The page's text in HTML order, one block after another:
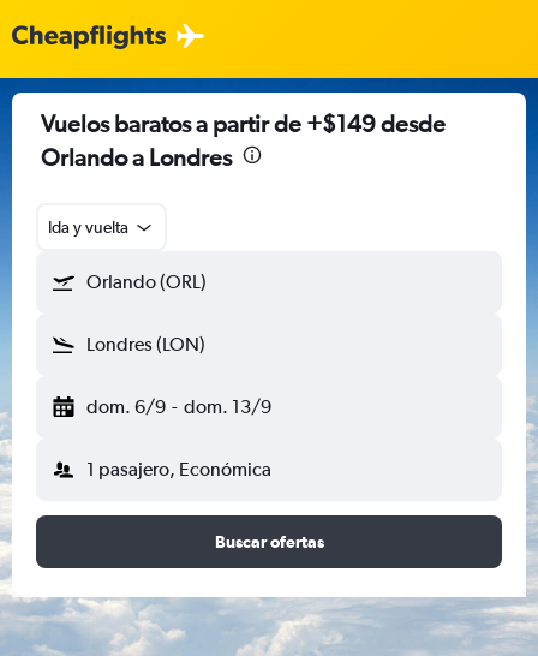
Vuelos baratos a partir de +$149 desde
Orlando a Londres
Ida y vuelta
Orlando (ORL)
Londres (LON)
dom. 6/9 - dom. 13/9
1 pasajero, Económica
Buscar ofertas